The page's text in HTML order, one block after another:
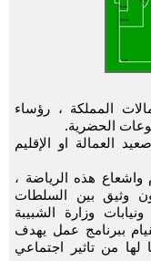
المملكة ، رؤساء
الحضرية.
العمالة او الإقليم
هذه الرياضة ،
وثيق بين السلطات
وزارة الشبيبة
ببرنامج عمل يهدف
من تاثير اجتماعي